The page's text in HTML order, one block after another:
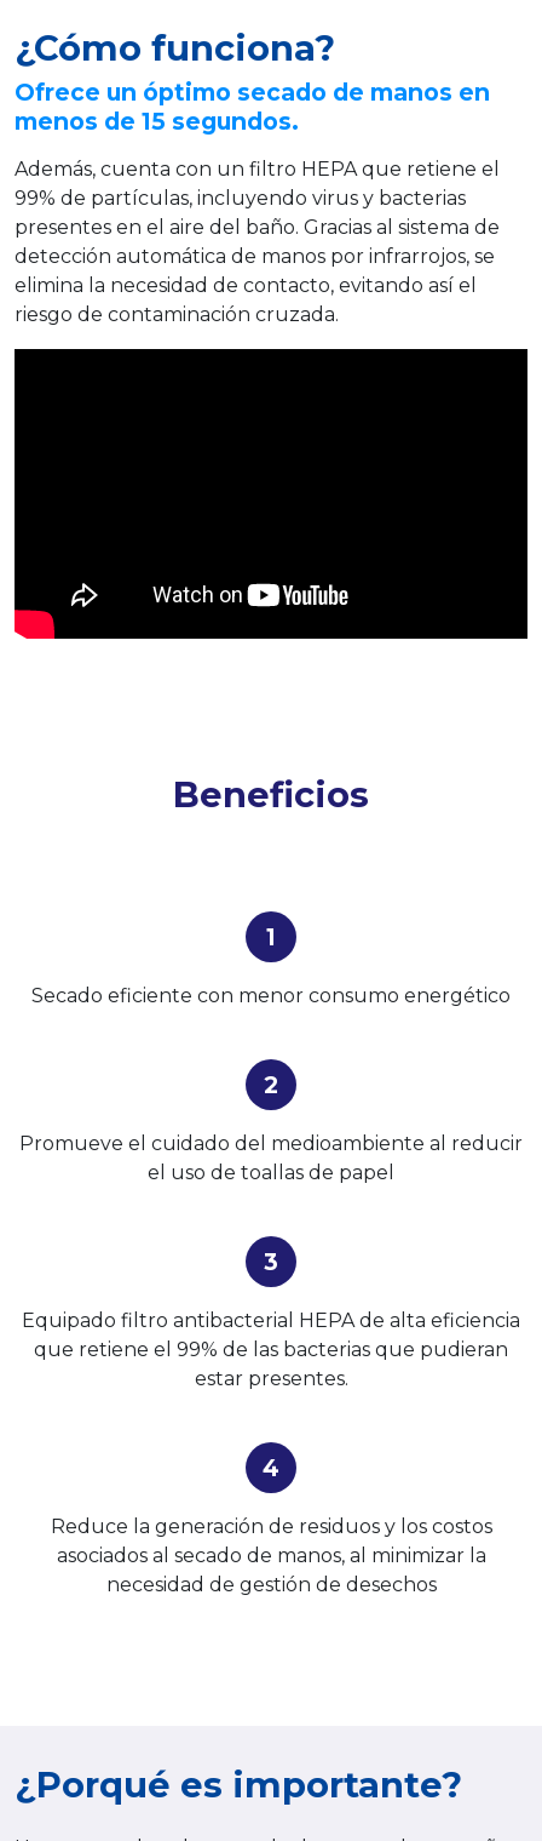
¿Cómo funciona?
Ofrece un óptimo secado de manos en
menos de 15 segundos.
Además, cuenta con un filtro HEPA que retiene el
99% de partículas, incluyendo virus y bacterias
presentes en el aire del baño. Gracias al sistema de
detección automática de manos por infrarrojos, se
elimina la necesidad de contacto, evitando así el
riesgo de contaminación cruzada.
Beneficios
1
Secado eficiente con menor consumo energético
2
Promueve el cuidado del medioambiente al reducir
el uso de toallas de papel
3
Equipado filtro antibacterial HEPA de alta eficiencia
que retiene el 99% de las bacterias que pudieran
estar presentes.
4
Reduce la generación de residuos y los costos
asociados al secado de manos, al minimizar la
necesidad de gestión de desechos
¿Porqué es importante?